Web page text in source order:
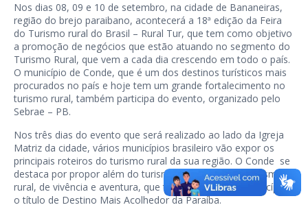
Nos dias 08, 09 e 10 de setembro, na cidade de Bananeiras,
região do brejo paraibano, acontecerá a 18ª edição da Feira
do Turismo rural do Brasil – Rural Tur, que tem como objetivo
a promoção de negócios que estão atuando no segmento do
Turismo Rural, que vem a cada dia crescendo em todo o país.
O município de Conde, que é um dos destinos turísticos mais
procurados no país e hoje tem um grande fortalecimento no
turismo rural, também participa do evento, organizado pelo
Sebrae – PB.
Nos três dias do evento que será realizado ao lado da Igreja
Matriz da cidade, vários municípios brasileiro vão expor os
principais roteiros do turismo rural da sua região. O Conde se
destaca por propor além do turismo de sol e mar, o turismo
rural, de vivência e aventura, que trouxeram para o município
o título de Destino Mais Acolhedor da Paraíba.